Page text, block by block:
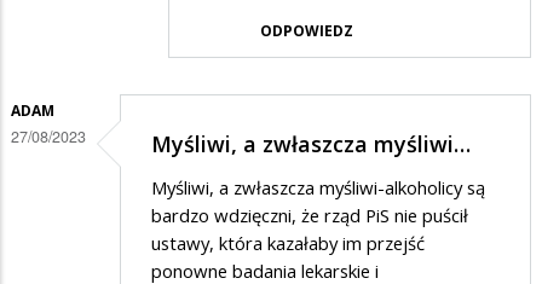
ODPOWIEDZ
ADAM
27/08/2023 Myśliwi, a zwłaszcza myśliwi…
Myśliwi, a zwłaszcza myśliwi-alkoholicy są
bardzo wdzięczni, że rząd PiS nie puścił
ustawy, która kazałaby im przejść
ponowne badania lekarskie i